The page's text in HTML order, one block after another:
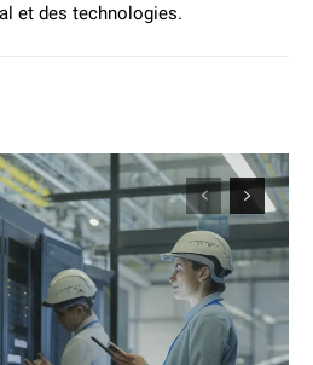
et des technologies.